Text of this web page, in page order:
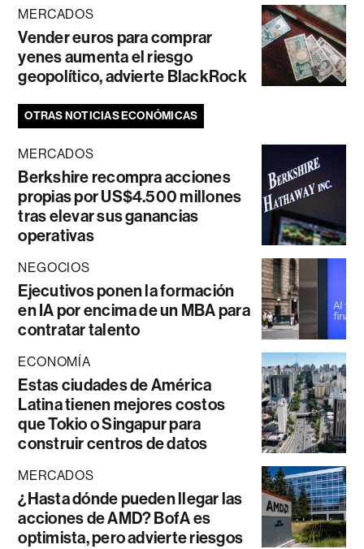
MERCADOS
Vender euros para comprar
yenes aumenta el riesgo
geopolítico, advierte BlackRock
OTRAS NOTICIAS ECONÓMICAS
MERCADOS
Berkshire recompra acciones
propias por US$4.500 millones
tras elevar sus ganancias
operativas
NEGOCIOS
Ejecutivos ponen la formación
en IA por encima de un MBA para
contratar talento
ECONOMÍA
Estas ciudades de América
Latina tienen mejores costos
que Tokio o Singapur para
construir centros de datos
MERCADOS
¿Hasta dónde pueden llegar las
acciones de AMD? BofA es
optimista, pero advierte riesgos